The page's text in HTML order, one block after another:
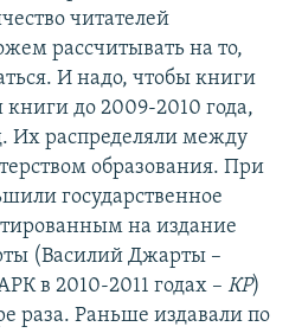
читателей
рассчитывать на то,
И надо, чтобы книги
до 2009-2010 года,
Их распределяли между
образования. При
государственное
на издание
(Василий Джарты –
в 2010-2011 годах – КР)
раза. Раньше издавали по